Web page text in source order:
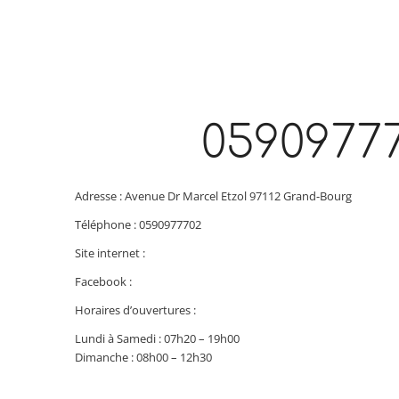
Adresse : Avenue Dr Marcel Etzol 97112 Grand-Bourg
Téléphone : 0590977702
Site internet :
Facebook :
Horaires d’ouvertures :
Lundi à Samedi : 07h20 – 19h00
Dimanche : 08h00 – 12h30